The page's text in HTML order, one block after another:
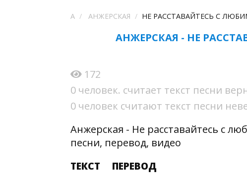
А АНЖЕРСКАЯ НЕ РАССТАВАЙТЕСЬ С
АНЖЕРСКАЯ - НЕ
172
0 человек. считает текст песни
0 человек считают текст песни
Анжерская - Не расставайтесь с
песни, перевод, видео
ТЕКСТ
ПЕРЕВОД